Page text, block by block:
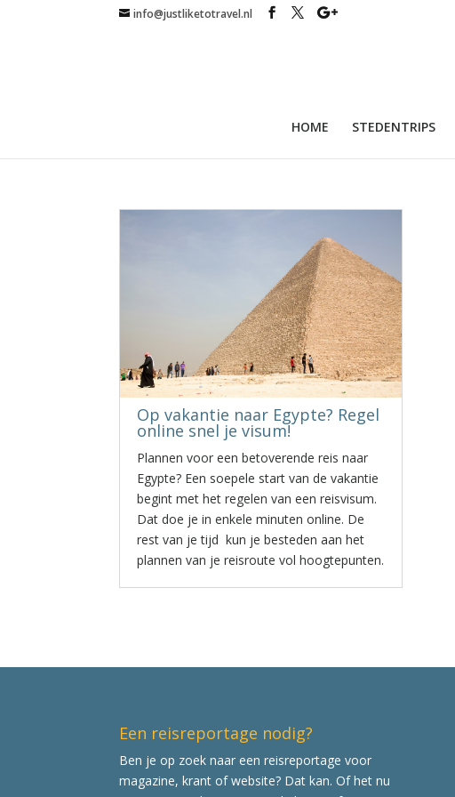
info@justliketotravel.nl
HOME STEDENTRIPS
Op vakantie naar Egypte? Regel
online snel je visum!
Plannen voor een betoverende reis naar
Egypte? Een soepele start van de vakantie
begint met het regelen van een reisvisum.
Dat doe je in enkele minuten online. De
rest van je tijd kun je besteden aan het
plannen van je reisroute vol hoogtepunten.
Een reisreportage nodig?
Ben je op zoek naar een reisreportage voor
magazine, krant of website? Dat kan. Of het nu